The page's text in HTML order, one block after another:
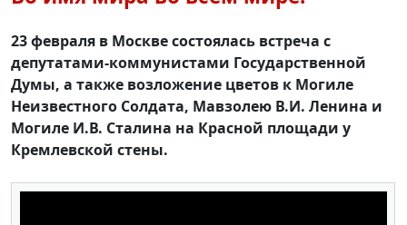
23 февраля в Москве состоялась встреча с
депутатами-коммунистами Государственной
Думы, а также возложение цветов к Могиле
Неизвестного Солдата, Мавзолею В.И. Ленина и
Могиле И.В. Сталина на Красной площади у
Кремлевской стены.